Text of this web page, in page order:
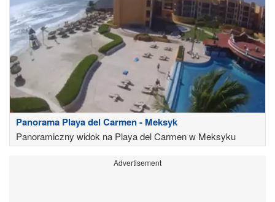
Panorama Playa del Carmen - Meksyk
Panoramiczny widok na Playa del Carmen w Meksyku
Advertisement